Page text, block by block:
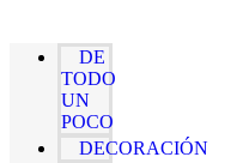
DE
TODO
UN
POCO
DECORACIÓN